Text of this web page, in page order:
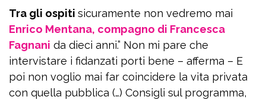
Tra gli ospiti sicuramente non vedremo mai
Enrico Mentana, compagno di Francesca
Fagnani da dieci anni.” Non mi pare che
intervistare i fidanzati porti bene – afferma – E
poi non voglio mai far coincidere la vita privata
con quella pubblica (…) Consigli sul programma,